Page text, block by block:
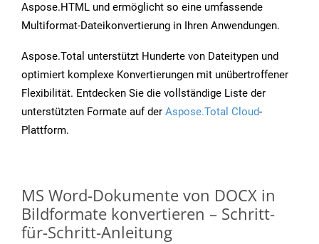
Aspose.HTML und ermöglicht so eine umfassende
Multiformat-Dateikonvertierung in Ihren Anwendungen.
Aspose.Total unterstützt Hunderte von Dateitypen und
optimiert komplexe Konvertierungen mit unübertroffener
Flexibilität. Entdecken Sie die vollständige Liste der
unterstützten Formate auf der Aspose.Total Cloud-
Plattform.
MS Word-Dokumente von DOCX in
Bildformate konvertieren – Schritt-
für-Schritt-Anleitung